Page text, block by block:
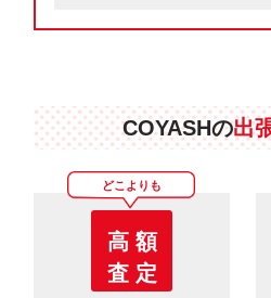
COYASHの出
どこよりも
高 額
査 定